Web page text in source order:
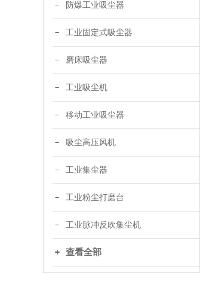
防爆工业吸尘器
工业固定式吸尘器
磨床吸尘器
工业吸尘机
移动工业吸尘器
吸尘高压风机
工业集尘器
工业粉尘打磨台
工业脉冲反吹集尘机
查看全部